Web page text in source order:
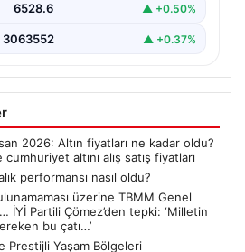
6528.6 ▲ +0.50%
3063552 ▲ +0.37%
2026: Altın fiyatları ne kadar oldu?
altını alış satış fiyatları
performansı nasıl oldu?
üzerine TBMM Genel
İYİ Partili Çömez’den tepki: ‘Milletin
bu çatı…’
Prestijli Yaşam Bölgeleri